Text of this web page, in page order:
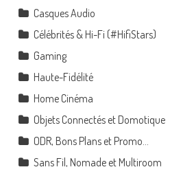
Casques Audio
Célébrités & Hi-Fi (#HifiStars)
Gaming
Haute-Fidélité
Home Cinéma
Objets Connectés et Domotique
ODR, Bons Plans et Promo…
Sans Fil, Nomade et Multiroom